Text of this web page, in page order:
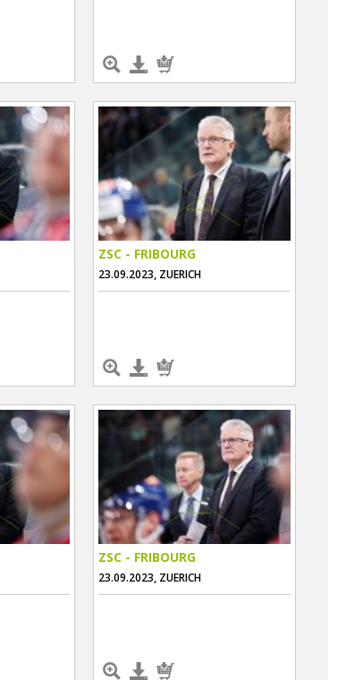
ZSC - FRIBOURG
23.09.2023, ZUERICH
ZSC - FRIBOURG
23.09.2023, ZUERICH